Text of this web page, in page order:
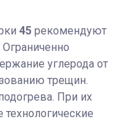
45 рекомендуют
Ограниченно
углерода от
трещин.
При их